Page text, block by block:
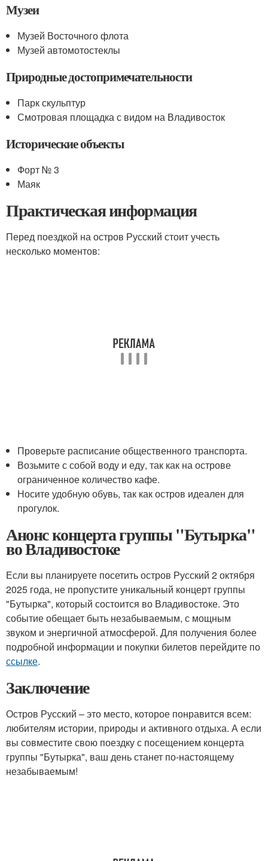
Музеи
Музей Восточного флота
Музей автомотостеклы
Природные достопримечательности
Парк скульптур
Смотровая площадка с видом на Владивосток
Исторические объекты
Форт № 3
Маяк
Практическая информация
Перед поездкой на остров Русский стоит учесть
несколько моментов:
Проверьте расписание общественного транспорта.
Возьмите с собой воду и еду, так как на острове
ограниченное количество кафе.
Носите удобную обувь, так как остров идеален для
прогулок.
Анонс концерта группы "Бутырка"
во Владивостоке
Если вы планируете посетить остров Русский 2 октября
2025 года, не пропустите уникальный концерт группы
"Бутырка", который состоится во Владивостоке. Это
событие обещает быть незабываемым, с мощным
звуком и энергичной атмосферой. Для получения более
подробной информации и покупки билетов перейдите по
ссылке.
Заключение
Остров Русский – это место, которое понравится всем:
любителям истории, природы и активного отдыха. А если
вы совместите свою поездку с посещением концерта
группы "Бутырка", ваш день станет по-настоящему
незабываемым!